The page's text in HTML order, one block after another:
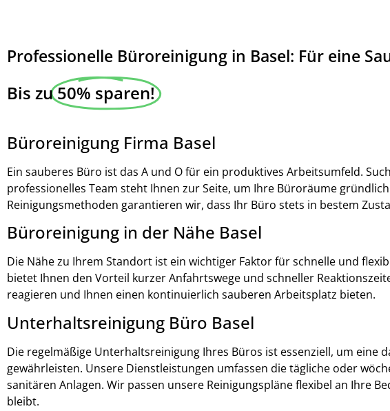
Professionelle Büroreinigung in Basel: Für eine
Bis zu50% sparen!
Büroreinigung Firma Basel
Ein sauberes Büro ist das A und O für ein produktives Arbeitsumfeld.
professionelles Team steht Ihnen zur Seite, um Ihre Büroräume
Reinigungsmethoden garantieren wir, dass Ihr Büro stets in bestem
Büroreinigung in der Nähe Basel
Die Nähe zu Ihrem Standort ist ein wichtiger Faktor für schnelle und
bietet Ihnen den Vorteil kurzer Anfahrtswege und schneller
reagieren und Ihnen einen kontinuierlich sauberen Arbeitsplatz bieten.
Unterhaltsreinigung Büro Basel
Die regelmäßige Unterhaltsreinigung Ihres Büros ist essenziell, um eine
gewährleisten. Unsere Dienstleistungen umfassen die tägliche oder
sanitären Anlagen. Wir passen unsere Reinigungspläne flexibel an Ihre
bleibt.